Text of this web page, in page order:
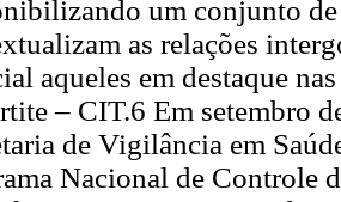
um conjunto de
as relações
aqueles em destaque
– CIT.6 Em setembro
de Vigilância em
Nacional de Controle